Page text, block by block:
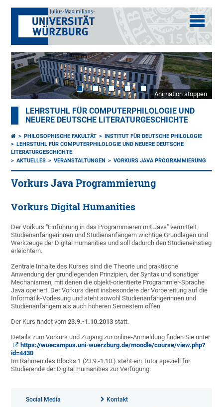
Animation stoppen
LEHRSTUHL FÜR COMPUTERPHILOLOGIE UND
NEUERE DEUTSCHE LITERATURGESCHICHTE
PHILOSOPHISCHE FAKULTÄT
INSTITUT FÜR DEUTSCHE PHILOLOGIE
LEHRSTUHL FÜR COMPUTERPHILOLOGIE UND NEUERE DEUTSCHE
LITERATURGESCHICHTE
AKTUELLES
VERANSTALTUNGEN VORKURS JAVA PROGRAMMIERUNG
Vorkurs Java Programmierung
Vorkurs Digital Humanities
Der Vorkurs "Einführung in das Programmieren mit Java" vermittelt
Studienanfängerinnen und Studienanfängern wichtige Grundlagen und
Werkzeuge der Digital Humanities und soll dadurch den Studieneinstieg
erleichtern.
Zentrale Inhalte des Kurses sind die Theorie und praktische
Anwendung der grundlegenden Prinzipien, der Syntax und sonstiger
Mechanismen, mit denen die objekt-orientierte Programmier-Sprache
Java operiert. Der Vorkurs dient insbesondere der Vorbereitung auf die
Informatik-Vorlesung und steht sowohl Studienanfängerinnen und
Studienanfängern als auch höheren Semestern offen.
Der Kurs findet vom 23.9.-1.10.2013 statt.
Details zum Vorkurs und Zugang zur online-Anmeldung finden Sie unter
https://wuecampus.uni-wuerzburg.de/moodle/course/view.php?
id=4430
Im Rahmen des Blocks 1 (23.9.-1.10.) steht ein Tutor speziell für
Studierende der Digital Humanities zur Verfügung.
Social Media Kontakt